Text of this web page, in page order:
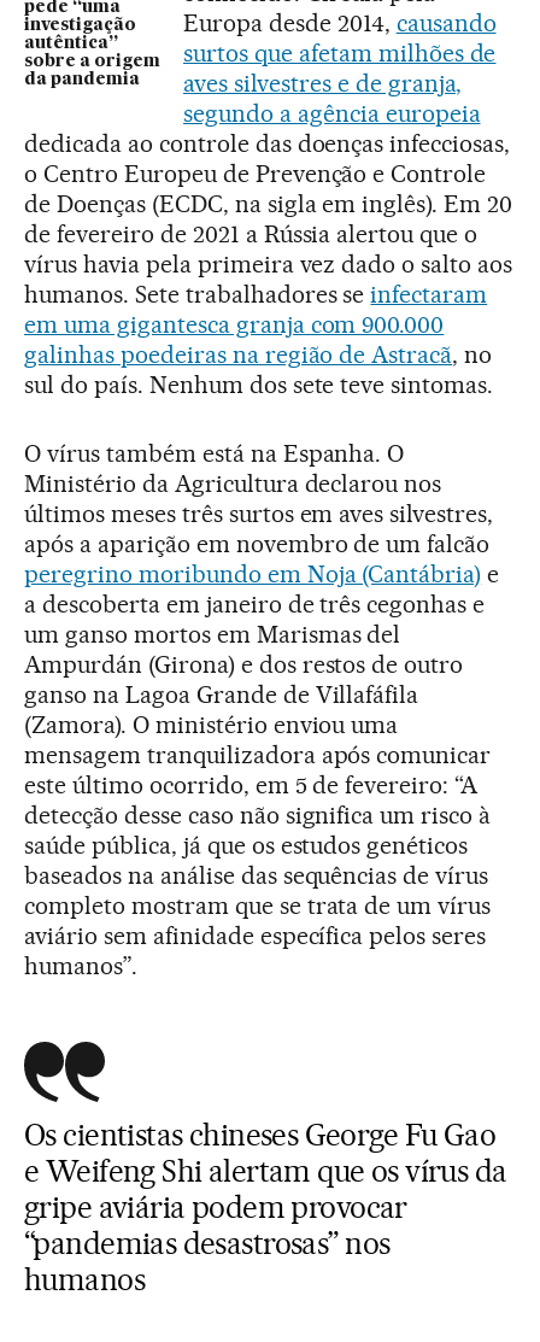
pede “uma
investigação
autêntica”
sobre a origem
da pandemia
Europa desde 2014, causando
surtos que afetam milhões de
aves silvestres e de granja,
segundo a agência europeia
dedicada ao controle das doenças infecciosas,
o Centro Europeu de Prevenção e Controle
de Doenças (ECDC, na sigla em inglês). Em 20
de fevereiro de 2021 a Rússia alertou que o
vírus havia pela primeira vez dado o salto aos
humanos. Sete trabalhadores seinfectaram
em uma gigantesca granja com 900.000
galinhas poedeiras na região de Astracã, no
sul do país. Nenhum dos sete teve sintomas.
O vírus também está na Espanha. O
Ministério da Agricultura declarou nos
últimos meses três surtos em aves silvestres,
após a aparição em novembro de um falcão
peregrino moribundo em Noja (Cantábria) e
a descoberta em janeiro de três cegonhas e
um ganso mortos em Marismas del
Ampurdán (Girona) e dos restos de outro
ganso na Lagoa Grande de Villafáfila
(Zamora). O ministério enviou uma
mensagem tranquilizadora após comunicar
este último ocorrido, em 5 de fevereiro: “A
detecção desse caso não significa um risco à
saúde pública, já que os estudos genéticos
baseados na análise das sequências de vírus
completo mostram que se trata de um vírus
aviário sem afinidade específica pelos seres
humanos”.
Os cientistas chineses George Fu Gao
e Weifeng Shi alertam que os vírus da
gripe aviária podem provocar
“pandemias desastrosas” nos
humanos